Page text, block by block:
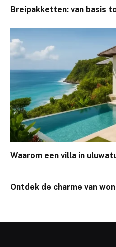
Breipakketten: van basis
Waarom een villa in
Ontdek de charme van